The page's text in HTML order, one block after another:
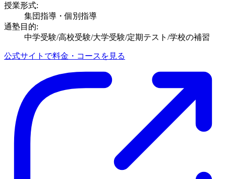
授業形式:
集団指導・個別指導
通塾目的:
中学受験/高校受験/大学受験/定期テスト/学校の補習
公式サイトで料金・コースを見る